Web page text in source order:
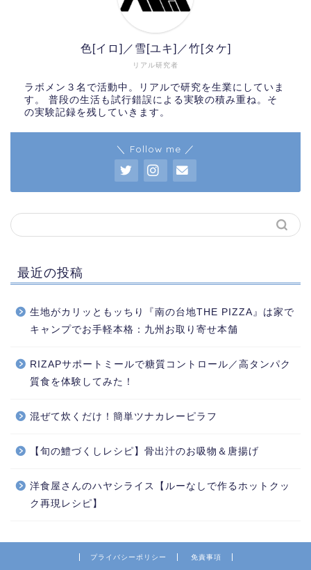
リアル研究者
色[イロ]／雪[ユキ]／竹[タケ]
ラボメン３名で活動中。リアルで研究を生業にしていま
す。 普段の生活も試行錯誤による実験の積み重ね。そ
の実験記録を残していきます。
＼ Follow me ／
最近の投稿
生地がカリッともッちり『南の台地THE PIZZA』は家で
キャンプでお手軽本格：九州お取り寄せ本舗
RIZAPサポートミールで糖質コントロール／高タンパク
質食を体験してみた！
混ぜて炊くだけ！簡単ツナカレーピラフ
【旬の鱧づくしレシピ】骨出汁のお吸物＆唐揚げ
洋食屋さんのハヤシライス【ルーなしで作るホットクッ
ク再現レシピ】
プライバシーポリシー 免責事項